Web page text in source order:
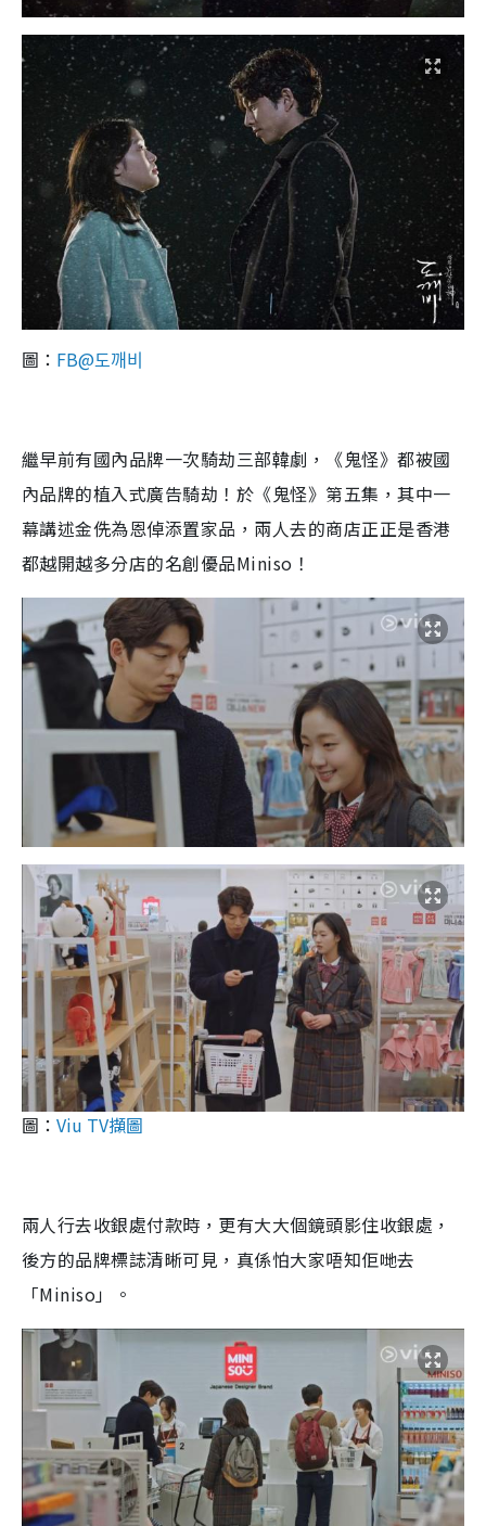
圖： FB@도깨비
繼早前有國內品牌一次騎劫三部韓劇，《鬼怪》都被國
內品牌的植入式廣告騎劫！於《鬼怪》第五集，其中一
幕講述金侁為恩倬添置家品，兩人去的商店正正是香港
都越開越多分店的名創優品Miniso！
圖： Viu TV擷圖
兩人行去收銀處付款時，更有大大個鏡頭影住收銀處，
後方的品牌標誌清晰可見，真係怕大家唔知佢哋去
「Miniso」。